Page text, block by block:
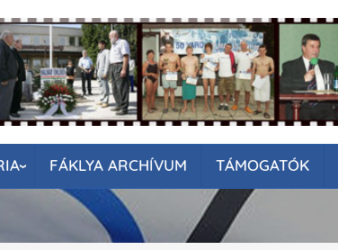
FÁKLYA ARCHÍVUM TÁMOGATÓK